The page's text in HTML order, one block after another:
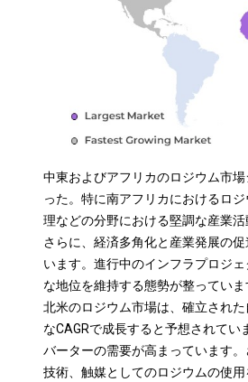
中東およびアフリカのロジウム市
った。特に南アフリカにおけるロ
理などの分野における堅調な産業
さらに、経済多角化と産業発展の
います。進行中のインフラプロジ
な地位を維持する態勢が整っていま
北米のロジウム市場は、確立され
なCAGRで成長すると予想されて
バーターの需要が高まっています
技術、触媒としてのロジウムの使用